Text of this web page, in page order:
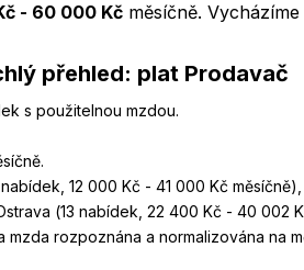
- 60 000 Kč měsíčně.
přehled: plat Prodavač
s použitelnou mzdou.
12 000 Kč - 41 000 Kč
(13 nabídek, 22 400 Kč - 40 002
rozpoznána a normalizována na